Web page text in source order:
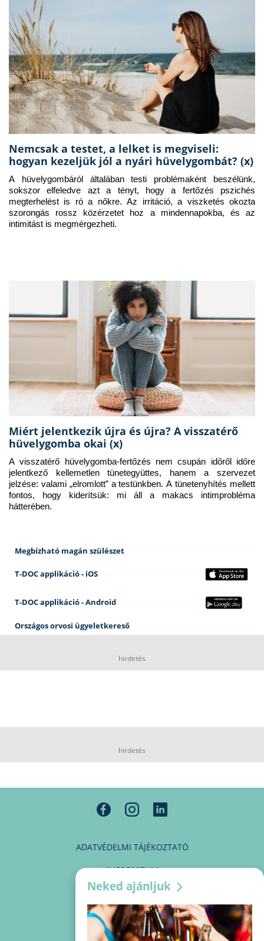
Nemcsak a testet, a lelket is megviseli:
hogyan kezeljük jól a nyári hüvelygombát? (x)
A hüvelygombáról általában testi problémaként beszélünk,
sokszor elfeledve azt a tényt, hogy a fertőzés pszichés
megterhelést is ró a nőkre. Az irritáció, a viszketés okozta
szorongás rossz közérzetet hoz a mindennapokba, és az
intimitást is megmérgezheti.
Miért jelentkezik újra és újra? A visszatérő
hüvelygomba okai (x)
A visszatérő hüvelygomba-fertőzés nem csupán időről időre
jelentkező kellemetlen tünetegyüttes, hanem a szervezet
jelzése: valami „elromlott” a testünkben. A tünetenyhítés mellett
fontos, hogy kiderítsük: mi áll a makacs intimprobléma
hátterében.
Megbízható magán szülészet
T-DOC applikáció - iOS
T-DOC applikáció - Android
Országos orvosi ügyeletkereső
hirdetés
hirdetés
ADATVÉDELMI TÁJÉKOZTATÓ
IMPRESSZUM
MÉDIAAJÁNLAT
PARTNEREINK
Neked ajánljuk